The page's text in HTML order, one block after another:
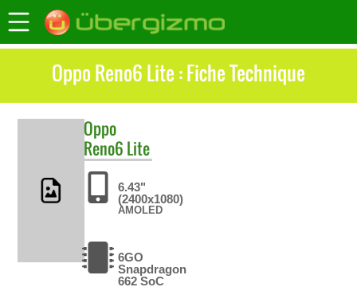
Oppo Reno6 Lite : Fiche Technique
Oppo
Reno6 Lite
6.43"
(2400x1080)
AMOLED
6GO
Snapdragon
662 SoC